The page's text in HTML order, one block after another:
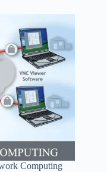
Computing